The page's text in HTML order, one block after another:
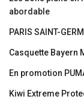
abordable
PARIS SAINT-
Casquette Bayern
En promotion
Kiwi Extreme